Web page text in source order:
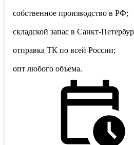
собственное производство в РФ;
складской запас в Санкт-
отправка ТК по всей России;
опт любого объема.